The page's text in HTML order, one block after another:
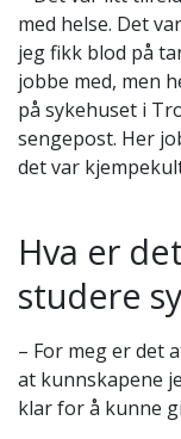
med helse. Det
jeg fikk blod på
jobbe med, men
på sykehuset i
sengepost. Her
det var
Hva er
studere
– For meg er det
at kunnskapene
klar for å kunne